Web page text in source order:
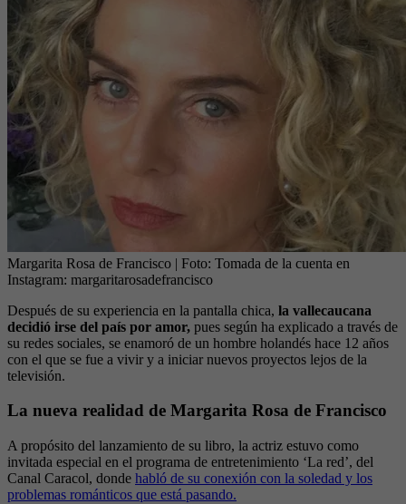
Margarita Rosa de Francisco | Foto: Tomada de la cuenta en
Instagram: margaritarosadefrancisco
Después de su experiencia en la pantalla chica, la vallecaucana
decidió irse del país por amor, pues según ha explicado a través de
su redes sociales, se enamoró de un hombre holandés hace 12 años
con el que se fue a vivir y a iniciar nuevos proyectos lejos de la
televisión.
La nueva realidad de Margarita Rosa de Francisco
A propósito del lanzamiento de su libro, la actriz estuvo como
invitada especial en el programa de entretenimiento ‘La red’, del
Canal Caracol, donde habló de su conexión con la soledad y los
problemas románticos que está pasando.